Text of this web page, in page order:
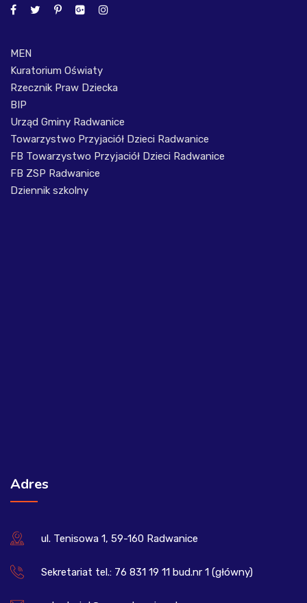
MEN
Kuratorium Oświaty
Rzecznik Praw Dziecka
BIP
Urząd Gminy Radwanice
Towarzystwo Przyjaciół Dzieci Radwanice
FB Towarzystwo Przyjaciół Dzieci Radwanice
FB ZSP Radwanice
Dziennik szkolny
Adres
ul. Tenisowa 1, 59-160 Radwanice
Sekretariat tel.: 76 831 19 11 bud.nr 1 (główny)